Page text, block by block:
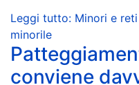
Leggi tutto: Minori e
minorile
conviene